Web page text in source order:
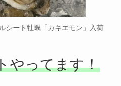
ート牡蠣「カキエモン」入荷
やってます！